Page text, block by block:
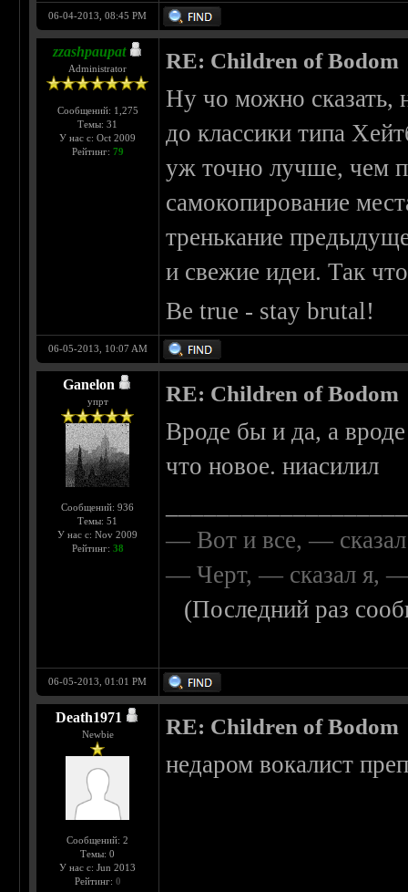
06-04-2013, 08:45 PM
zzashpaupat
Administrator
Сообщений: 1,275
Темы: 31
У нас с: Oct 2009
Рейтинг: 79
RE: Children of Bodom
Ну чо можно
до классики типа
уж точно лучше, чем
самокопирование
тренькание
и свежие идеи. Так
Be true - stay brutal!
06-05-2013, 10:07 AM
Ganelon
упрт
Сообщений: 936
Темы: 51
У нас с: Nov 2009
Рейтинг: 38
RE: Children of Bodom
Вроде бы и да, а
что новое. ниасилил
— Вот и все, —
— Черт, — сказал я, —
(Последний раз
06-05-2013, 01:01 PM
Death1971
Newbie
Сообщений: 2
Темы: 0
У нас с: Jun 2013
Рейтинг: 0
RE: Children of Bodom
недаром вокалист